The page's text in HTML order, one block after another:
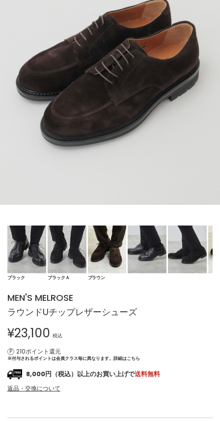
ブラック ブラックＡ ブラウン
MEN'S MELROSE
ラウンドUチップレザーシューズ
¥23,100 税込
210ポイント還元
※付与されるポイントは会員クラス毎に異なります。 詳細はこちら
8,000円（税込）以上のお買い上げで送料無料
返品・交換について